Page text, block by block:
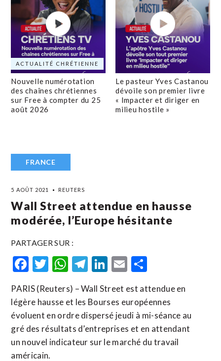
ACTUALITÉ CHRÉTIENNE
Nouvelle numérotation
des chaînes chrétiennes
sur Free à compter du 25
août 2026
Le pasteur Yves Castanou
dévoile son premier livre
« Impacter et diriger en
milieu hostile »
FRANCE
5 AOÛT 2021 REUTERS
Wall Street attendue en hausse
modérée, l’Europe hésitante
PARTAGER SUR :
Facebook
Twitter
WhatsApp
Telegram
LinkedIn
Email
PARIS (Reuters) – Wall Street est attendue en
légère hausse et les Bourses européennes
évoluent en ordre dispersé jeudi à mi-séance au
gré des résultats d’entreprises et en attendant
un nouvel indicateur sur le marché du travail
américain.